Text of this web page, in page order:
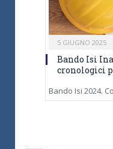
5 GIUGNO 2025
Bando Isi
cronologici
Bando Isi 2024.